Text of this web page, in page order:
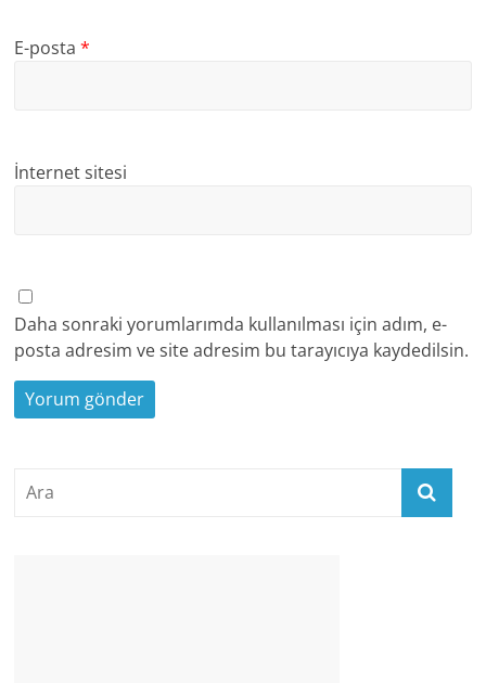
E-posta*
İnternet sitesi
Daha sonraki yorumlarımda kullanılması için adım, e-
posta adresim ve site adresim bu tarayıcıya kaydedilsin.